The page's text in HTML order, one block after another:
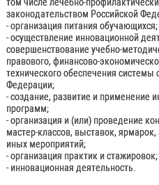
законодательством Российской
- организация питания обучающихся;
- осуществление инновационной
совершенствование учебно-
правового, финансово-
технического обеспечения системы
Федерации;
- создание, развитие и применение
программ;
- организация и (или) проведение
мастер-классов, выставок,
иных мероприятий;
- организация практик и стажировок;
- инновационная деятельность.